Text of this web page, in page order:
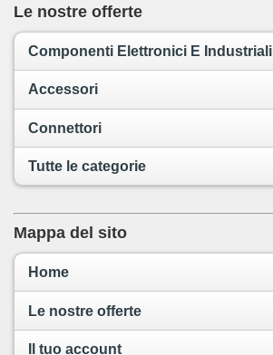
Le nostre offerte
Componenti Elettronici E Industriali
Accessori
Connettori
Tutte le categorie
Mappa del sito
Home
Le nostre offerte
Il tuo account